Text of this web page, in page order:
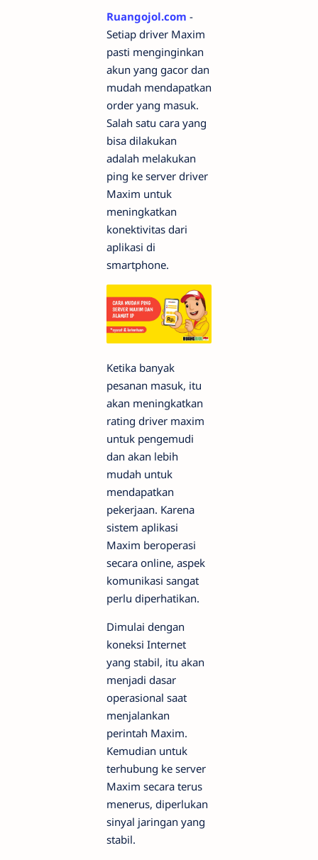
Ruangojol.com -
Setiap driver Maxim
pasti menginginkan
akun yang gacor dan
mudah mendapatkan
order yang masuk.
Salah satu cara yang
bisa dilakukan
adalah melakukan
ping ke server driver
Maxim untuk
meningkatkan
konektivitas dari
aplikasi di
smartphone.
Ketika banyak
pesanan masuk, itu
akan meningkatkan
rating driver maxim
untuk pengemudi
dan akan lebih
mudah untuk
mendapatkan
pekerjaan. Karena
sistem aplikasi
Maxim beroperasi
secara online, aspek
komunikasi sangat
perlu diperhatikan.
Dimulai dengan
koneksi Internet
yang stabil, itu akan
menjadi dasar
operasional saat
menjalankan
perintah Maxim.
Kemudian untuk
terhubung ke server
Maxim secara terus
menerus, diperlukan
sinyal jaringan yang
stabil.